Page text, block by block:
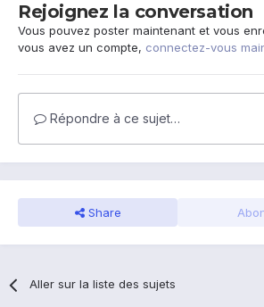
Rejoignez la conversation
Vous pouvez poster maintenant et vous
vous avez un compte, connectez-vous
Répondre à ce sujet…
Share
Aller sur la liste des sujets